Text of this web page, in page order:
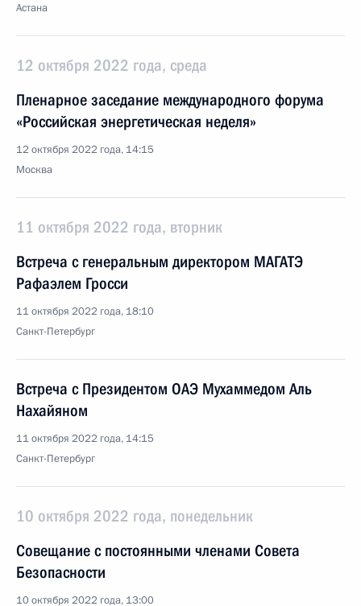
Астана
12 октября 2022 года, среда
Пленарное заседание международного форума
«Российская энергетическая неделя»
12 октября 2022 года, 14:15
Москва
11 октября 2022 года, вторник
Встреча с генеральным директором МАГАТЭ
Рафаэлем Гросси
11 октября 2022 года, 18:10
Санкт-Петербург
Встреча с Президентом ОАЭ Мухаммедом Аль
Нахайяном
11 октября 2022 года, 14:15
Санкт-Петербург
10 октября 2022 года, понедельник
Cовещание с постоянными членами Совета
Безопасности
10 октября 2022 года, 13:00